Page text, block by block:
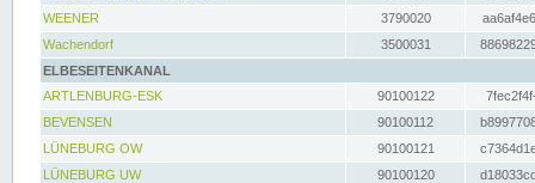
WEENER
3790020
Wachendorf
3500031
ELBESEITENKANAL
ARTLENBURG-ESK
90100122
BEVENSEN
90100112
LÜNEBURG OW
90100121
LÜNEBURG UW
90100120